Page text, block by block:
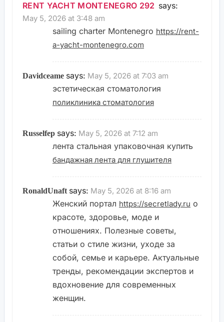
RENT YACHT MONTENEGRO 292 says:
May 5, 2026 at 3:48 am
sailing charter Montenegro https://rent-
a-yacht-montenegro.com
Davidceame says: May 5, 2026 at 7:03 am
эстетическая стоматология
поликлиника стоматология
Russelfep says: May 5, 2026 at 7:12 am
лента стальная упаковочная купить
бандажная лента для глушителя
RonaldUnaft says: May 5, 2026 at 8:16 am
Женский портал https://secretlady.ru о
красоте, здоровье, моде и
отношениях. Полезные советы,
статьи о стиле жизни, уходе за
собой, семье и карьере. Актуальные
тренды, рекомендации экспертов и
вдохновение для современных
женщин.